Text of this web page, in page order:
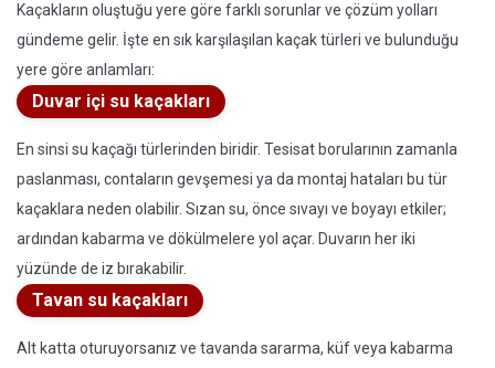
Kaçakların oluştuğu yere göre farklı sorunlar ve çözüm yolları
gündeme gelir. İşte en sık karşılaşılan kaçak türleri ve bulunduğu
yere göre anlamları:
Duvar içi su kaçakları
En sinsi su kaçağı türlerinden biridir. Tesisat borularının zamanla
paslanması, contaların gevşemesi ya da montaj hataları bu tür
kaçaklara neden olabilir. Sızan su, önce sıvayı ve boyayı etkiler;
ardından kabarma ve dökülmelere yol açar. Duvarın her iki
yüzünde de iz bırakabilir.
Tavan su kaçakları
Alt katta oturuyorsanız ve tavanda sararma, küf veya kabarma